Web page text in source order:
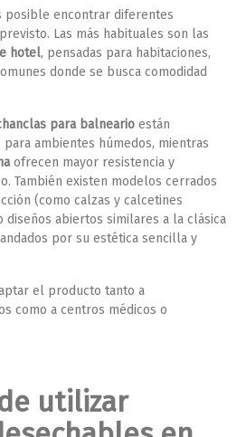
posible encontrar diferentes
Las más habituales son las
hotel, pensadas para habitaciones,
donde se busca comodidad
para balneario están
ambientes húmedos, mientras
ofrecen mayor resistencia y
También existen modelos cerrados
(como calzas y calcetines
diseños abiertos similares a la clásica
por su estética sencilla y
el producto tanto a
como a centros médicos o
utilizar